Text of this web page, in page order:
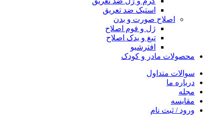
استیک ضد تعریق
اصلاح صورت و بدن
ژل و فوم اصلاح
تیغ و یدک اصلاح
افترشیو
محصولات مادر و کودک
سوالات متداول
درباره ما
مجله
مقایسه
ورود / ثبت نام